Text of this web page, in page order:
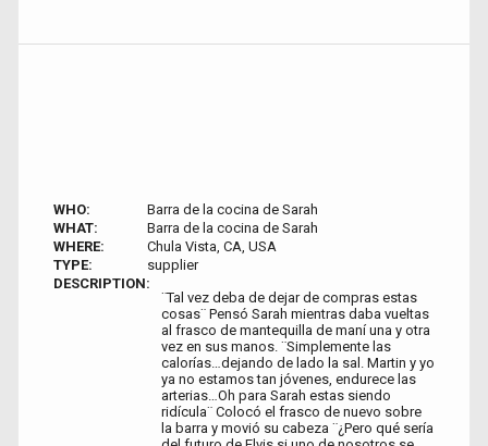
WHO:
Barra de la cocina de Sarah
WHAT:
Barra de la cocina de Sarah
WHERE:
Chula Vista, CA, USA
TYPE:
supplier
DESCRIPTION:
¨Tal vez deba de dejar de compras estas
cosas¨ Pensó Sarah mientras daba vueltas
al frasco de mantequilla de maní una y otra
vez en sus manos. ¨Simplemente las
calorías…dejando de lado la sal. Martin y yo
ya no estamos tan jóvenes, endurece las
arterias…Oh para Sarah estas siendo
ridícula¨ Colocó el frasco de nuevo sobre
la barra y movió su cabeza ¨¿Pero qué sería